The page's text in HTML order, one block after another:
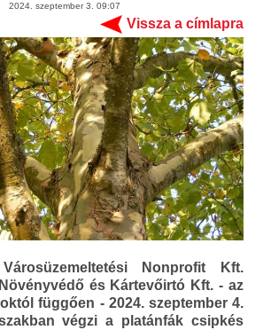
2024. szeptember 3. 09:07
Vissza a címlapra
Nonprofit Kft.
és Kártevőirtó Kft. - az
függően - 2024. szeptember 4.
végzi a platánfák csipkés